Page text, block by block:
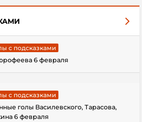
с подсказками
6 февраля
с подсказками
голы Василевского, Тарасова,
6 февраля